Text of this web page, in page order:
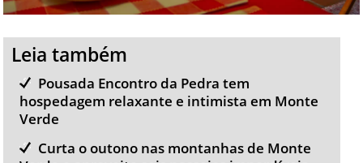
Leia também
Pousada Encontro da Pedra tem
hospedagem relaxante e intimista em Monte
Verde
Curta o outono nas montanhas de Monte